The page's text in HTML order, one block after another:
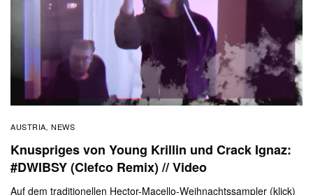
AUSTRIA, NEWS
Knuspriges von Young Krillin und Crack Ignaz:
#DWIBSY (Clefco Remix) // Video
Auf dem traditionellen Hector-Macello-Weihnachtssampler (klick)